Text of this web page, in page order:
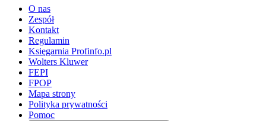
O nas
Zespół
Kontakt
Regulamin
Księgarnia Profinfo.pl
Wolters Kluwer
FEPI
FPOP
Mapa strony
Polityka prywatności
Pomoc